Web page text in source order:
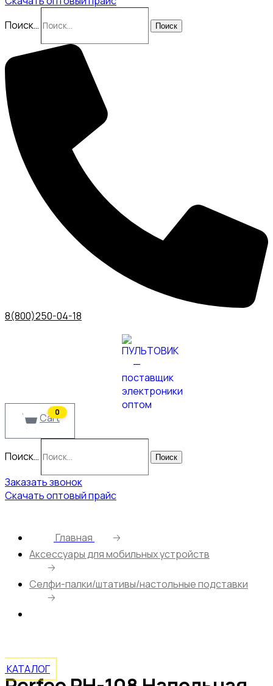
Поиск…
Поиск
8(800)250-04-18
0
Cart
Поиск… Поиск
Заказать звонок
Скачать оптовый прайс
Главная
🡢
Аксессуары для мобильных устройств
🡢
Селфи-палки/штативы/настольные подставки
🡢
КАТАЛОГ